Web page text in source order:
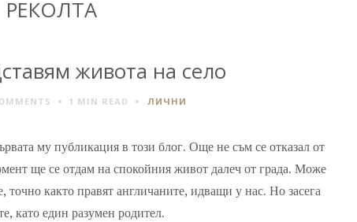
РЕКОЛТА
живота на село
1 MIN READ ЛИЧНИ
му публикация в този блог. Още не съм се отказал от
ще се отдам на спокойния живот далеч от града. Може
точно както правят англичаните, идващи у нас. Но засега
като един разумен родител.